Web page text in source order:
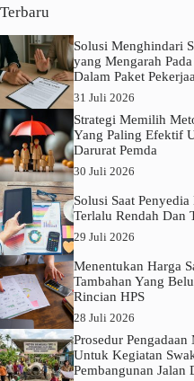
Terbaru
Solusi Menghindari
yang Mengarah
Dalam Paket
31 Juli 2026
Strategi Memilih
Yang Paling Efektif
Darurat Pemda
30 Juli 2026
Solusi Saat
Terlalu Rendah Dan
29 Juli 2026
Menentukan Harga
Tambahan Yang
Rincian HPS
28 Juli 2026
Prosedur
Untuk Kegiatan
Pembangunan Jalan